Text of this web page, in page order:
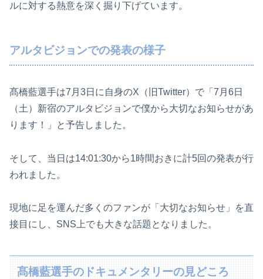
ルに対する熱意を深く掘り下げています。
アルタビジョンでの発表の様子
髙橋藍選手は7月3日に自身のX（旧Twitter）で「7月6日
（土）新宿のアルタビジョンで僕から大切なお知らせがあ
ります！」と予告しました。
そして、当日は14:01:30から1時間おきに計5回の発表が行
われました。
現地に足を運んだ多くのファンが「大切なお知らせ」を直
接目にし、SNS上でも大きな話題となりました。
髙橋藍選手のドキュメンタリーの見どころ